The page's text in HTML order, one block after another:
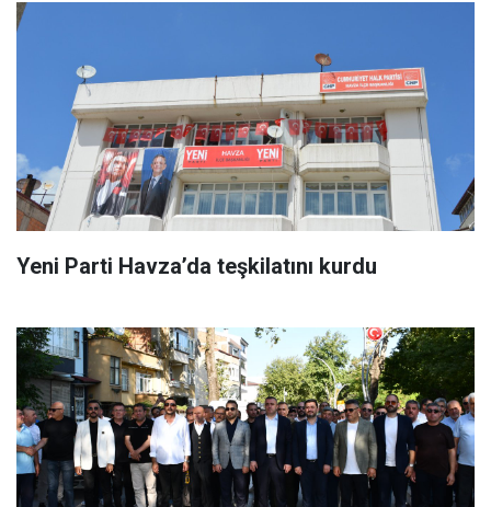
Yeni Parti Havza’da teşkilatını kurdu